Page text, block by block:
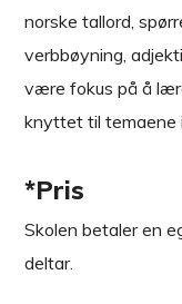
norske tallord,
verbbøyning,
være fokus på å
knyttet til temaene
*Pris
Skolen betaler en
deltar.